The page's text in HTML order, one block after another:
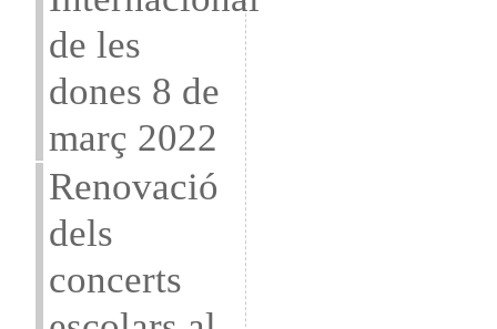
de les
dones 8 de
març 2022
Renovació
dels
concerts